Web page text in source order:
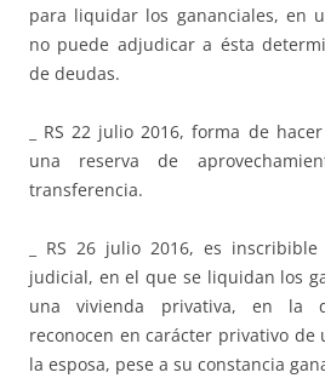
para liquidar los gananciales, en
no puede adjudicar a ésta
de deudas.
_ RS 22 julio 2016, forma de
una reserva de
transferencia.
_ RS 26 julio 2016, es
judicial, en el que se liquidan los
una vivienda privativa, en la
reconocen en carácter privativo de
la esposa, pese a su constancia